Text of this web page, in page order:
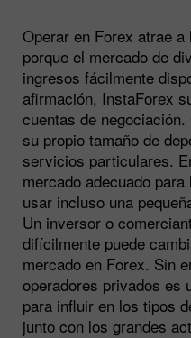
Operar en Forex atrae
porque el mercado de
ingresos fácilmente
afirmación, InstaForex
cuentas de
su propio tamaño de
servicios particulares.
mercado adecuado
usar incluso una
Un inversor o
difícilmente puede
mercado en Forex. Sin
operadores privados es
para influir en los tipos
junto con los grandes